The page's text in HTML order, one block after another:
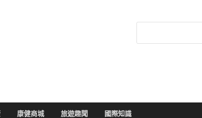
康健商城 旅遊趣聞 國際知識